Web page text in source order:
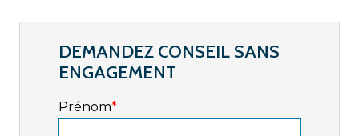
DEMANDEZ CONSEIL SANS
ENGAGEMENT
Prénom*